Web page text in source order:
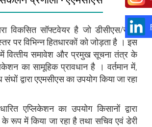
विकसित सॉफ्टवेयर है जो डीसीएस/संघ/
पर विभिन्‍न हितधारकों को जोड़ता है । इस
वित्‍तीय समावेश और प्रमुख सूचना तंत्र के
का सामूहिक प्रावधान है । वर्तमान में,
द्वारा एएमसीएस का उपयोग किया जा रहा
एप्लिकेशन का उपयोग किसानों द्वारा
रूप में किया जा रहा है तथा सचिव एवं डेरी